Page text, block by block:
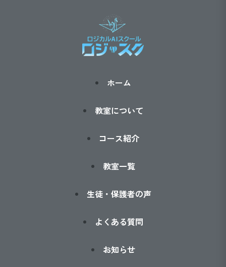
ホーム
教室について
コース紹介
教室一覧
生徒・保護者の声
よくある質問
お知らせ